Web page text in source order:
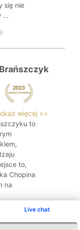
Live chat
się nie
...
więcej >>
to
to,
Chopina
na